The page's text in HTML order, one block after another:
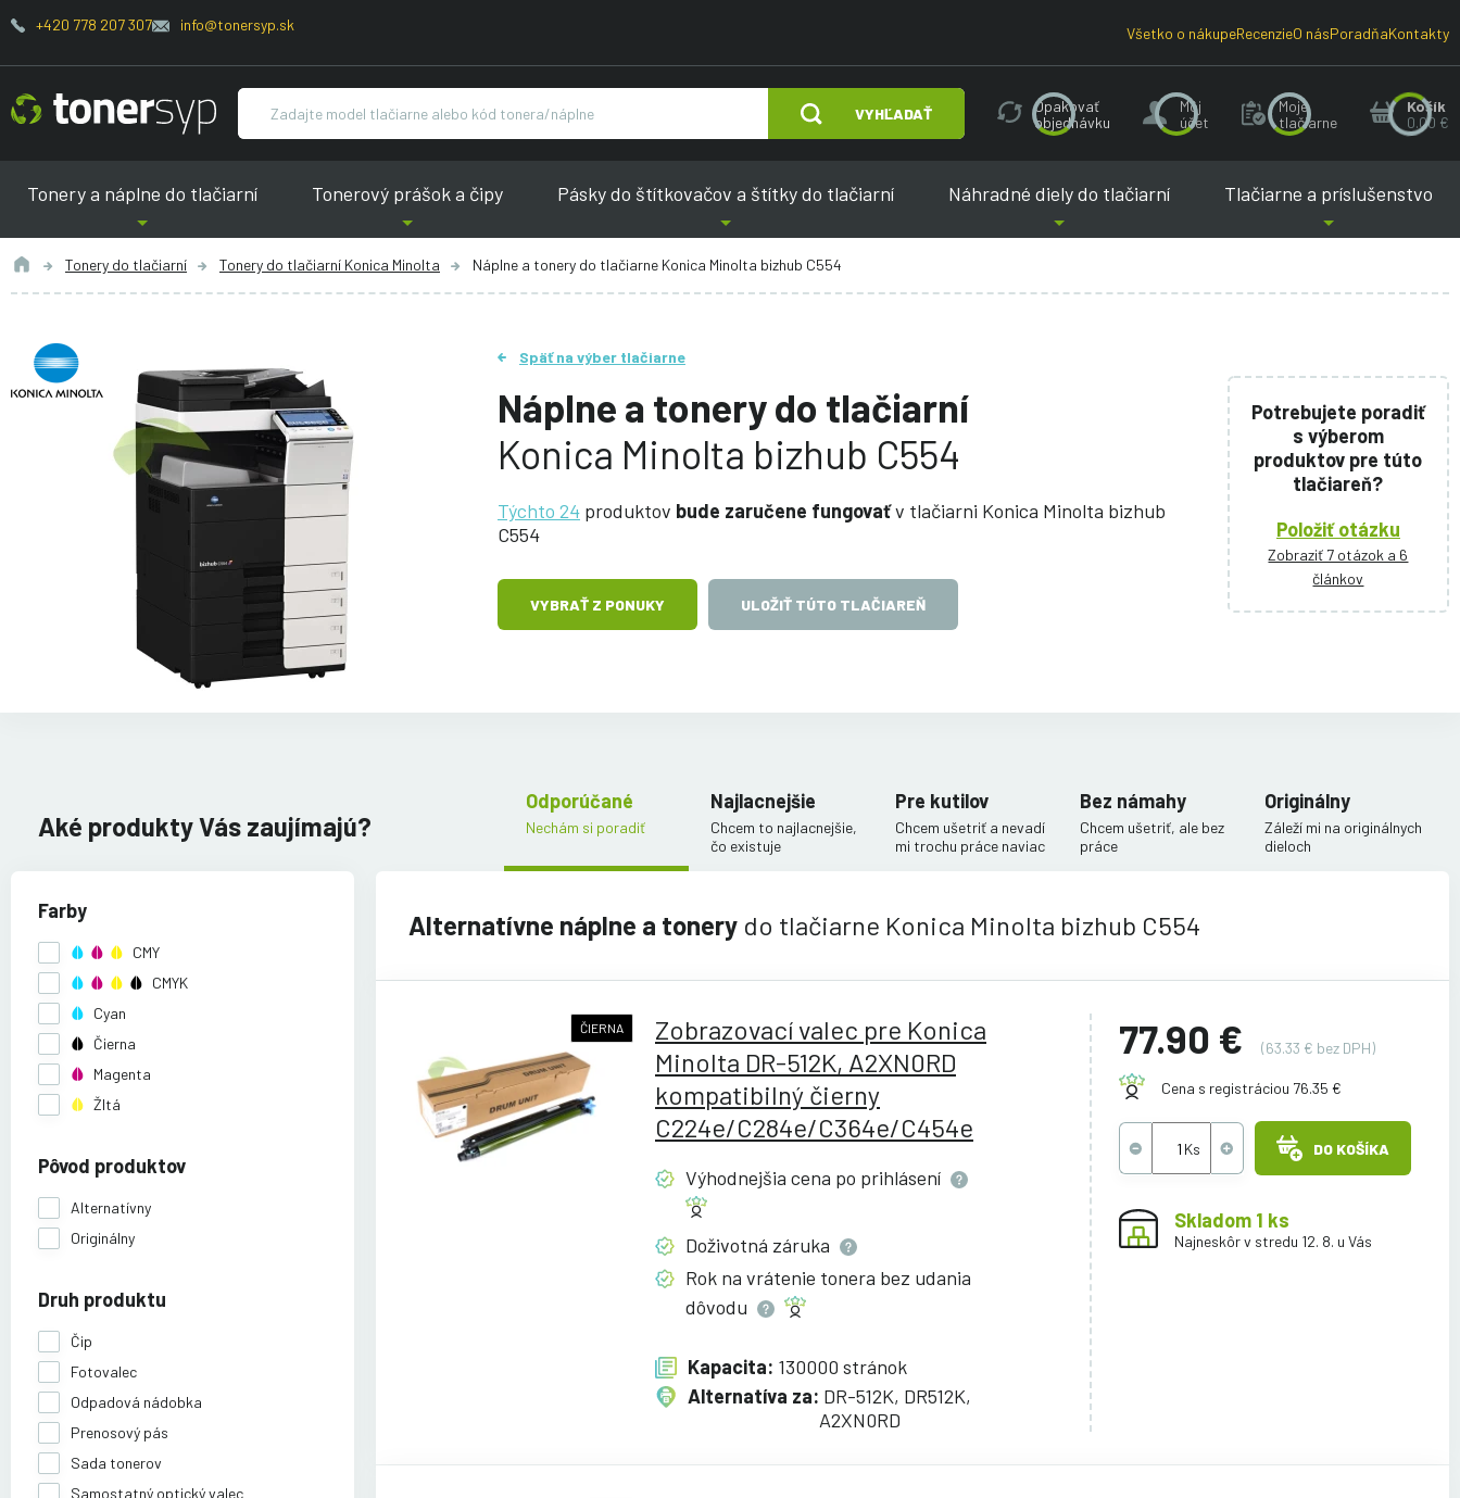
+420 778 207 307 info@tonersyp.sk Všetko o nákupeRecenzieO násPoradňaKontakty
VYHĽADAŤ
Opakovať
objednávku
Môj
účet
Moje
tlačiarne
Košík
0.00 €
Tonery a náplne do tlačiarní Tonerový prášok a čipy Pásky do štítkovačov a štítky do tlačiarní Náhradné diely do tlačiarní Tlačiarne a príslušenstvo
Tonery do tlačiarní Tonery do tlačiarní Konica Minolta Náplne a tonery do tlačiarne Konica Minolta bizhub C554
Späť na výber tlačiarne
Náplne a tonery do tlačiarní
Konica Minolta bizhub C554
Týchto 24produktov bude zaručene fungovaťv tlačiarni Konica Minolta bizhub
C554
VYBRAŤ Z PONUKY ULOŽIŤ TÚTO TLAČIAREŇ
Potrebujete poradiť
s výberom
produktov pre túto
tlačiareň?
Položiť otázku
Zobraziť 7 otázok a 6
článkov
Aké produkty Vás zaujímajú?
Farby
CMY
CMYK
Cyan
Čierna
Magenta
Žltá
Pôvod produktov
Alternatívny
Originálny
Druh produktu
Čip
Fotovalec
Odpadová nádobka
Prenosový pás
Sada tonerov
Samostatný optický valec
Odporúčané
Nechám si poradiť
Najlacnejšie
Chcem to najlacnejšie,
čo existuje
Pre kutilov
Chcem ušetriť a nevadí
mi trochu práce naviac
Bez námahy
Chcem ušetriť, ale bez
práce
Originálny
Záleží mi na originálnych
dieloch
Alternatívne náplne a tonery do tlačiarne Konica Minolta bizhub C554
ČIERNA
Zobrazovací valec pre Konica
Minolta DR-512K, A2XN0RD
kompatibilný čierny
C224e/C284e/C364e/C454e
Výhodnejšia cena po prihlásení
Doživotná záruka
Rok na vrátenie tonera bez udania
dôvodu
Kapacita: 130000 stránok
Alternatíva za: DR-512K, DR512K,
A2XN0RD
77.90 € (63.33 € bez DPH)
Cena s registráciou 76.35 €
DO KOŠÍKA
Skladom 1 ks
Najneskôr v stredu 12. 8. u Vás